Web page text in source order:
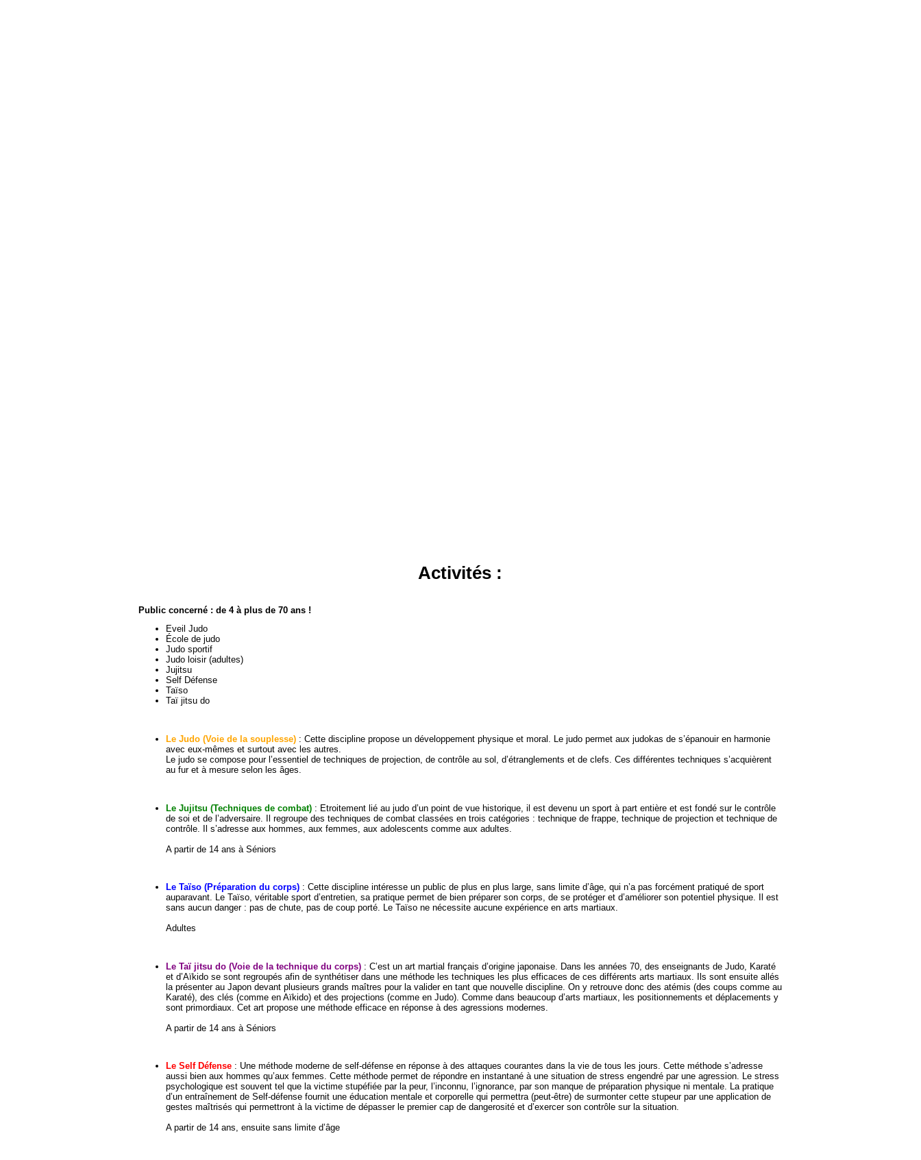
Activités :
Public concerné : de 4 à plus de 70 ans !
Eveil Judo
École de judo
Judo sportif
Judo loisir (adultes)
Jujitsu
Self Défense
Taïso
Taï jitsu do
Le Judo (Voie de la souplesse) : Cette discipline propose un développement physique et moral. Le judo permet aux judokas de s’épanouir en harmonie
avec eux-mêmes et surtout avec les autres.
Le judo se compose pour l’essentiel de techniques de projection, de contrôle au sol, d’étranglements et de clefs. Ces différentes techniques s’acquièrent
au fur et à mesure selon les âges.
Le Jujitsu (Techniques de combat) : Etroitement lié au judo d’un point de vue historique, il est devenu un sport à part entière et est fondé sur le contrôle
de soi et de l’adversaire. Il regroupe des techniques de combat classées en trois catégories : technique de frappe, technique de projection et technique de
contrôle. Il s’adresse aux hommes, aux femmes, aux adolescents comme aux adultes.
A partir de 14 ans à Séniors
Le Taïso (Préparation du corps) : Cette discipline intéresse un public de plus en plus large, sans limite d’âge, qui n’a pas forcément pratiqué de sport
auparavant. Le Taïso, véritable sport d’entretien, sa pratique permet de bien préparer son corps, de se protéger et d’améliorer son potentiel physique. Il est
sans aucun danger : pas de chute, pas de coup porté. Le Taïso ne nécessite aucune expérience en arts martiaux.
Adultes
Le Taï jitsu do (Voie de la technique du corps) : C’est un art martial français d’origine japonaise. Dans les années 70, des enseignants de Judo, Karaté
et d’Aïkido se sont regroupés afin de synthétiser dans une méthode les techniques les plus efficaces de ces différents arts martiaux. Ils sont ensuite allés
la présenter au Japon devant plusieurs grands maîtres pour la valider en tant que nouvelle discipline. On y retrouve donc des atémis (des coups comme au
Karaté), des clés (comme en Aïkido) et des projections (comme en Judo). Comme dans beaucoup d’arts martiaux, les positionnements et déplacements y
sont primordiaux. Cet art propose une méthode efficace en réponse à des agressions modernes.
A partir de 14 ans à Séniors
Le Self Défense : Une méthode moderne de self-défense en réponse à des attaques courantes dans la vie de tous les jours. Cette méthode s’adresse
aussi bien aux hommes qu’aux femmes. Cette méthode permet de répondre en instantané à une situation de stress engendré par une agression. Le stress
psychologique est souvent tel que la victime stupéfiée par la peur, l’inconnu, l’ignorance, par son manque de préparation physique ni mentale. La pratique
d’un entraînement de Self-défense fournit une éducation mentale et corporelle qui permettra (peut-être) de surmonter cette stupeur par une application de
gestes maîtrisés qui permettront à la victime de dépasser le premier cap de dangerosité et d’exercer son contrôle sur la situation.
A partir de 14 ans, ensuite sans limite d’âge